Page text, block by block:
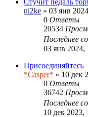
ni2ke » 03 янв
0 Ответы
20534
Последнее
03 янв 2024,
Присоединяйтесь
*Casper* » 10 дек
0 Ответы
36742
Последнее
10 дек 2023,